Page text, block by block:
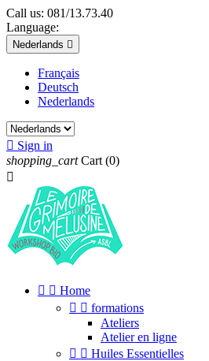
Call us: 081/13.73.40
Language:
Nederlands 
Français
Deutsch
Nederlands
 Sign in
shopping_cart Cart (0)

  Home
  formations
Ateliers
Atelier en ligne
  Huiles Essentielles